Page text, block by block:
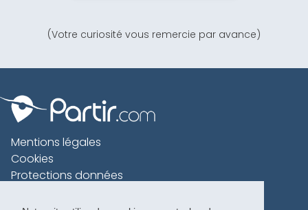
(Votre curiosité vous remercie par avance)
Mentions légales
Cookies
Protections données